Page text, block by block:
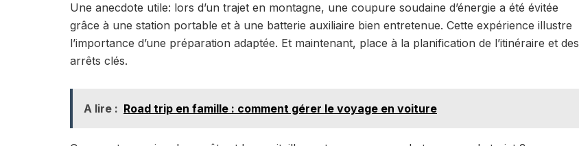
Une anecdote utile: lors d’un trajet en montagne, une coupure soudaine d’énergie a été évitée
grâce à une station portable et à une batterie auxiliaire bien entretenue. Cette expérience illustre
l’importance d’une préparation adaptée. Et maintenant, place à la planification de l’itinéraire et des
arrêts clés.
A lire : Road trip en famille : comment gérer le voyage en voiture